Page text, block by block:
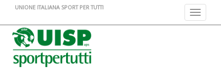
Toggle
UNIONE ITALIANA SPORT PER TUTTI